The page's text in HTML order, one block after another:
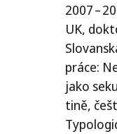
2007 –
UK,
prá­ce:
jako
ti­ně,